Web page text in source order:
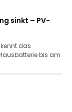
sinkt – PV-
das
bis am